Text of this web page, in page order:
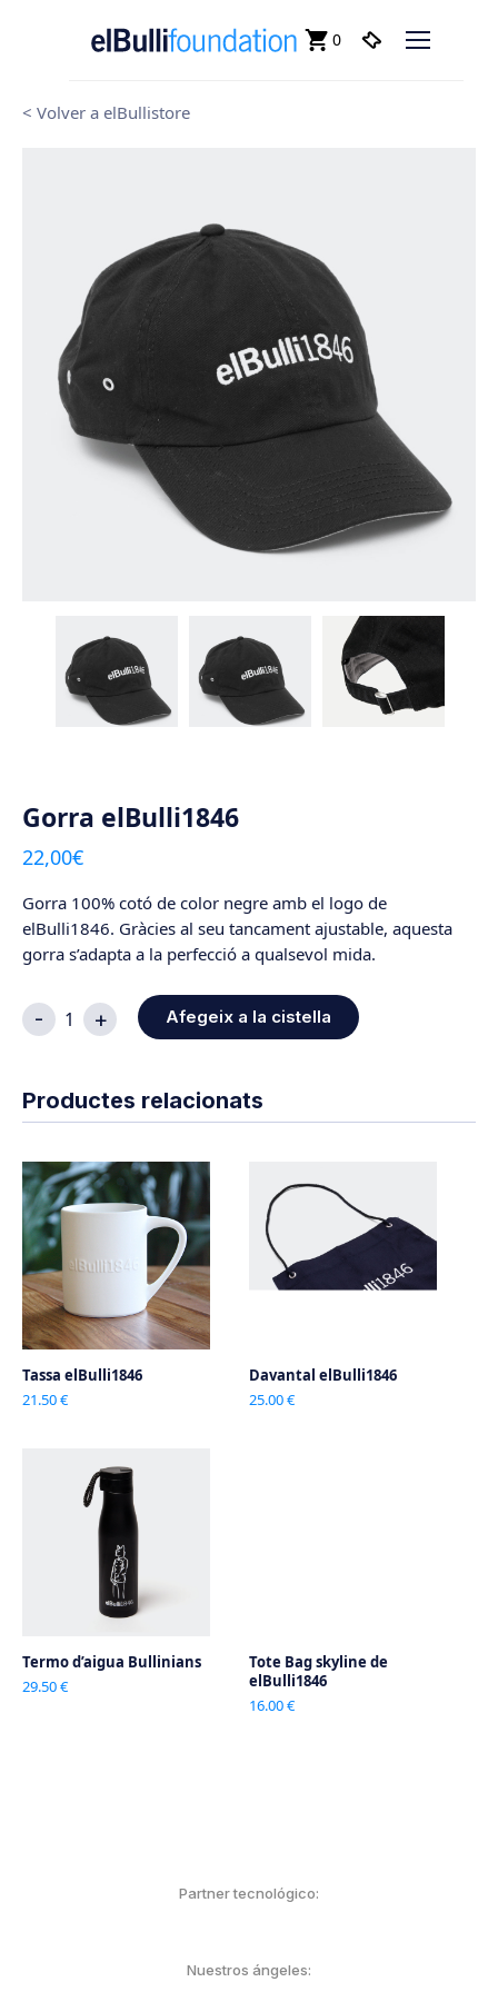
0
< Volver a elBullistore
Gorra elBulli1846
22,00€
Gorra 100% cotó de color negre amb el logo de
elBulli1846. Gràcies al seu tancament ajustable, aquesta
gorra s’adapta a la perfecció a qualsevol mida.
quantitat
de
+
- Afegeix a la cistella
Productes relacionats
Tassa elBulli1846
21.50 €
Davantal elBulli1846
25.00 €
Termo d’aigua Bullinians
29.50 €
Tote Bag skyline de
elBulli1846
16.00 €
Partner tecnológico:
Nuestros ángeles: